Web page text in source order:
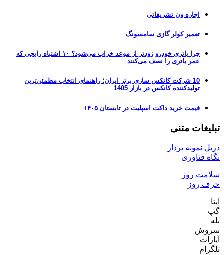
اجاره ون تشریفاتی
تعمیر کولر گازی سامسونگ
چرا باتری خودرو زودتر از موعد خراب می‌شود؟ ۱۰ اشتباه رایجی که
عمر باتری را نصف می‌کنند
10 شرکت کانکس سازی برتر ایران؛ راهنمای انتخاب مطمئن‌ترین
تولیدکننده کانکس در بازار 1405
قیمت خرید داکت اسپلیت در تابستان ۱۴۰۵
تبلیغات متنی
دریل نمونه بردار
نگاه فناوری
سلامت روز
حرف روز
ایتا
گپ
بله
سروش
آپارات
تلگرام